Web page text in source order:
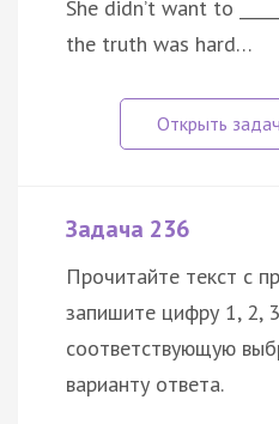
She didn’t want to
the truth was hard…
Задача 236
Прочитайте текст с
запишите цифру 1, 2,
соответствующую
варианту ответа.